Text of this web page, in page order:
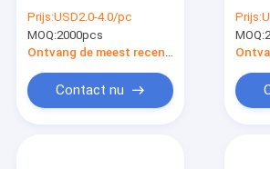
Gepersonaliseerde
Kerstmis Teddy Bear
Prijs:USD2.0-4.0/pc
MOQ:2000pcs
Contact nu
Prijs:
MOQ: